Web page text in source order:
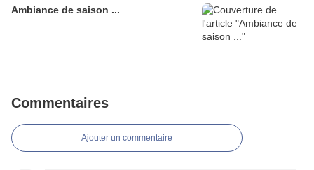
Ambiance de saison ...
Commentaires
Ajouter un commentaire